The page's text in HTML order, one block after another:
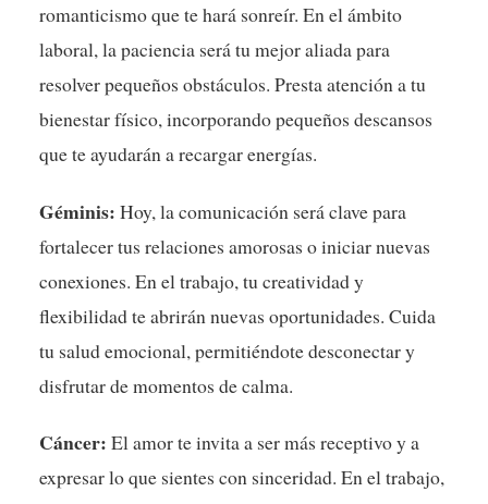
romanticismo que te hará sonreír. En el ámbito
laboral, la paciencia será tu mejor aliada para
resolver pequeños obstáculos. Presta atención a tu
bienestar físico, incorporando pequeños descansos
que te ayudarán a recargar energías.
Géminis: Hoy, la comunicación será clave para
fortalecer tus relaciones amorosas o iniciar nuevas
conexiones. En el trabajo, tu creatividad y
flexibilidad te abrirán nuevas oportunidades. Cuida
tu salud emocional, permitiéndote desconectar y
disfrutar de momentos de calma.
Cáncer: El amor te invita a ser más receptivo y a
expresar lo que sientes con sinceridad. En el trabajo,